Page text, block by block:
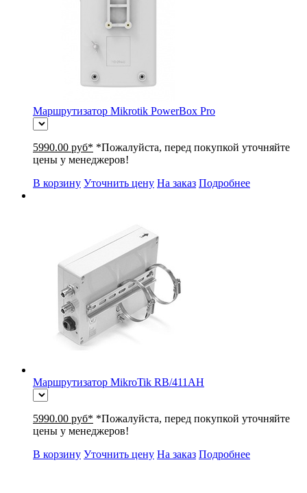
Маршрутизатор Mikrotik PowerBox Pro
5990.00 руб* *Пожалуйста, перед покупкой уточняйте
цены у менеджеров!
В корзину Уточнить цену На заказ Подробнее
Маршрутизатор MikroTik RB/411AH
5990.00 руб* *Пожалуйста, перед покупкой уточняйте
цены у менеджеров!
В корзину Уточнить цену На заказ Подробнее